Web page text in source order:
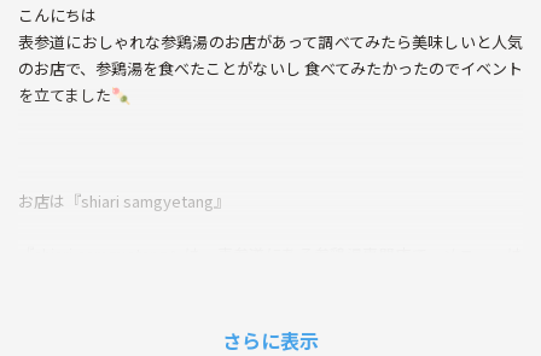
こんにちは
表参道におしゃれな参鶏湯のお店があって調べてみたら美味しいと人気
のお店で、参鶏湯を食べたことがないし 食べてみたかったのでイベント
を立てました🍡
お店は『shiari samgyetang』
と8時間かけてじっくり煮込んだ濃厚な鶏白湯スープを合わせて、食材
さらに表示